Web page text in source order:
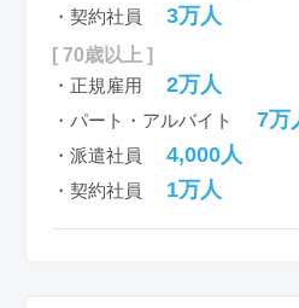
・契約社員 3万人
[ 70歳以上 ]
・正規雇用
2万人
・パート・アルバイト 7万
・派遣社員 4,000人
・契約社員 1万人